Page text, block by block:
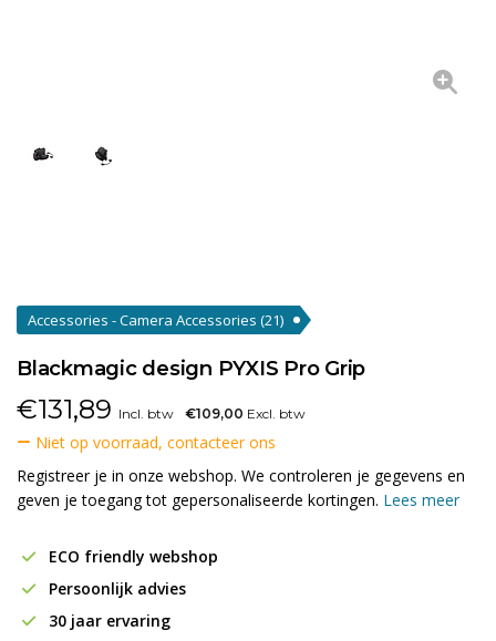
Accessories - Camera Accessories (21)
Blackmagic design PYXIS Pro Grip
€131,89 Incl. btw €109,00 Excl. btw
Niet op voorraad, contacteer ons
Registreer je in onze webshop. We controleren je gegevens en
geven je toegang tot gepersonaliseerde kortingen. Lees meer
ECO friendly webshop
Persoonlijk advies
30 jaar ervaring